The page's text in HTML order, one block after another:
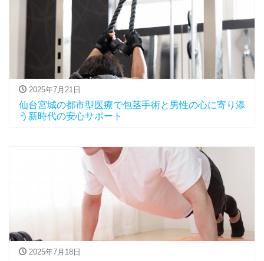
2025年7月21日
仙台宮城の都市型医療で包茎手術と男性の心に寄り添
う新時代の安心サポート
2025年7月18日